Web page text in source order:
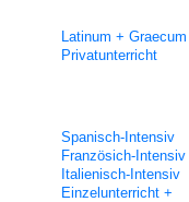
Latinum + Graecum
Privatunterricht
Spanisch-Intensiv
Französich-Intensiv
Italienisch-Intensiv
Einzelunterricht +